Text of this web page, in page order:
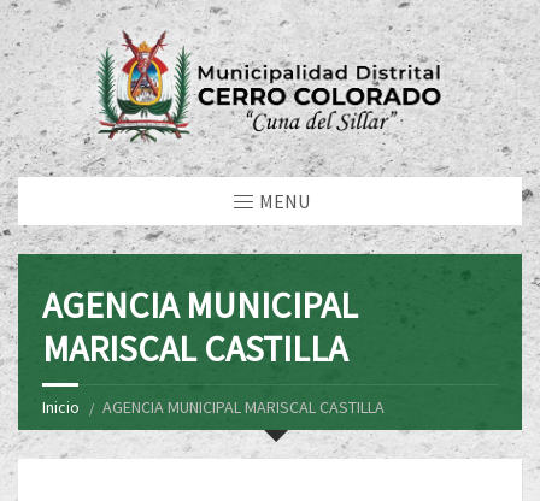
MENU
AGENCIA MUNICIPAL
MARISCAL CASTILLA
Inicio AGENCIA MUNICIPAL MARISCAL CASTILLA